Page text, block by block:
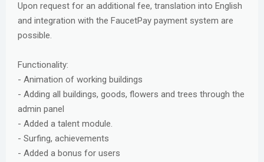
Upon request for an additional fee, translation into English
and integration with the FaucetPay payment system are
possible.
Functionality:
- Animation of working buildings
- Adding all buildings, goods, flowers and trees through the
admin panel
- Added a talent module.
- Surfing, achievements
- Added a bonus for users